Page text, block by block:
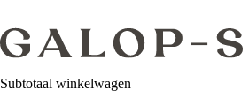
Subtotaal winkelwagen